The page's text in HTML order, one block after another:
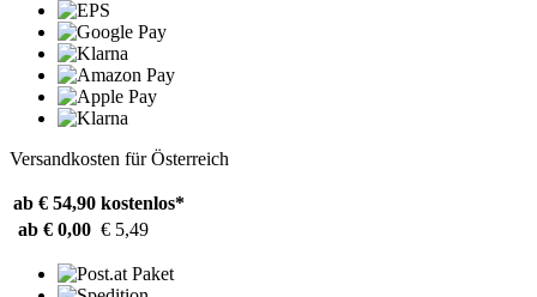
Versandkosten für Österreich
ab € 54,90 kostenlos*
ab € 0,00 € 5,49